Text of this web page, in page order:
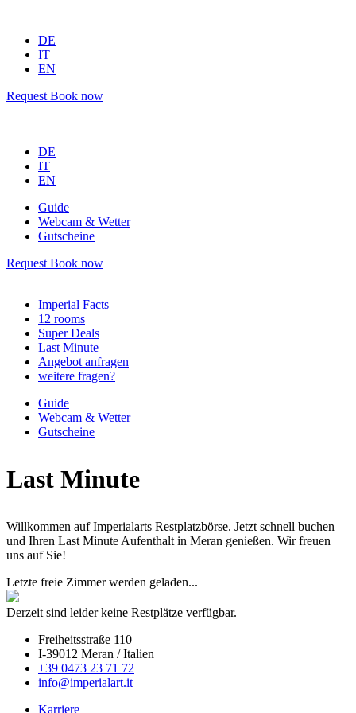
DE
IT
EN
Request Book now
DE
IT
EN
Guide
Webcam & Wetter
Gutscheine
Request Book now
Imperial Facts
12 rooms
Super Deals
Last Minute
Angebot anfragen
weitere fragen?
Guide
Webcam & Wetter
Gutscheine
Last Minute
Willkommen auf Imperialarts Restplatzbörse. Jetzt schnell buchen
und Ihren Last Minute Aufenthalt in Meran genießen. Wir freuen
uns auf Sie!
Letzte freie Zimmer werden geladen...
Derzeit sind leider keine Restplätze verfügbar.
Freiheitsstraße 110
I-39012 Meran / Italien
+39 0473 23 71 72
info@imperialart.it
Karriere